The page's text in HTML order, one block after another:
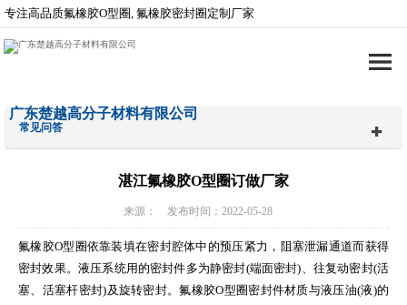
专注高品质氟橡胶O型圈, 氟橡胶密封圈定制厂家
广东楚越高分子材料有限公司
常见问答
湛江氟橡胶O型圈订做厂家
来源： 发布时间：2022-05-28
氟橡胶O型圈依靠装填在密封腔体中的预压紧力，阻塞泄漏通道而获得
密封效果。液压系统用的密封件多为静密封(端面密封)、往复动密封(活
塞、活塞杆密封)及旋转密封。氟橡胶O型圈密封件材质与液压油(液)的